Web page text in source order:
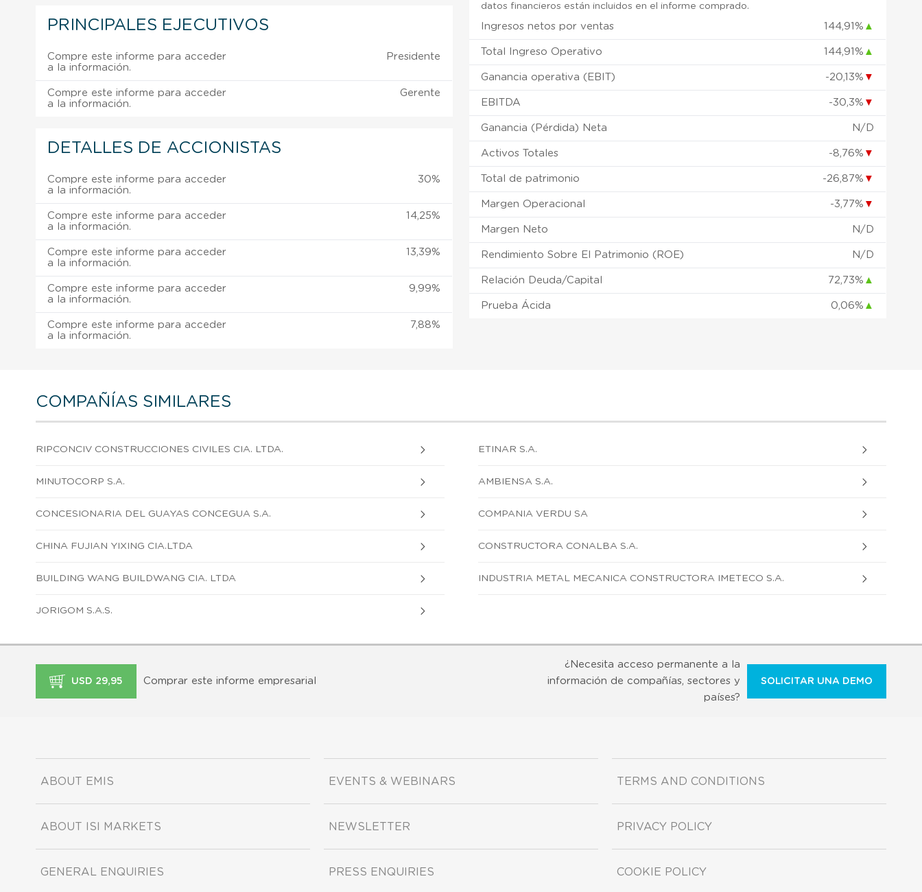
PRINCIPALES EJECUTIVOS
Compre este informe para acceder
a la información.
Presidente
Compre este informe para acceder
a la información.
Gerente
DETALLES DE ACCIONISTAS
Compre este informe para acceder
a la información.
30%
Compre este informe para acceder
a la información.
14,25%
Compre este informe para acceder
a la información.
13,39%
Compre este informe para acceder
a la información.
9,99%
Compre este informe para acceder
a la información.
7,88%
datos financieros están incluidos en el informe comprado.
Ingresos netos por ventas 144,91% ▲
Total Ingreso Operativo 144,91% ▲
Ganancia operativa (EBIT) -20,13% ▼
EBITDA -30,3% ▼
Ganancia (Pérdida) Neta N/D
Activos Totales -8,76% ▼
Total de patrimonio -26,87% ▼
Margen Operacional -3,77% ▼
Margen Neto N/D
Rendimiento Sobre El Patrimonio (ROE) N/D
Relación Deuda/Capital 72,73% ▲
Prueba Ácida 0,06% ▲
COMPAÑÍAS SIMILARES
RIPCONCIV CONSTRUCCIONES CIVILES CIA. LTDA. ETINAR S.A.
MINUTOCORP S.A. AMBIENSA S.A.
CONCESIONARIA DEL GUAYAS CONCEGUA S.A. COMPANIA VERDU SA
CHINA FUJIAN YIXING CIA.LTDA CONSTRUCTORA CONALBA S.A.
BUILDING WANG BUILDWANG CIA. LTDA INDUSTRIA METAL MECANICA CONSTRUCTORA IMETECO S.A.
JORIGOM S.A.S.
USD 29,95 Comprar este informe empresarial
¿Necesita acceso permanente a la
información de compañías, sectores y
países?
SOLICITAR UNA DEMO
ABOUT EMIS
ABOUT ISI MARKETS
GENERAL ENQUIRIES
EVENTS & WEBINARS
NEWSLETTER
PRESS ENQUIRIES
TERMS AND CONDITIONS
PRIVACY POLICY
COOKIE POLICY